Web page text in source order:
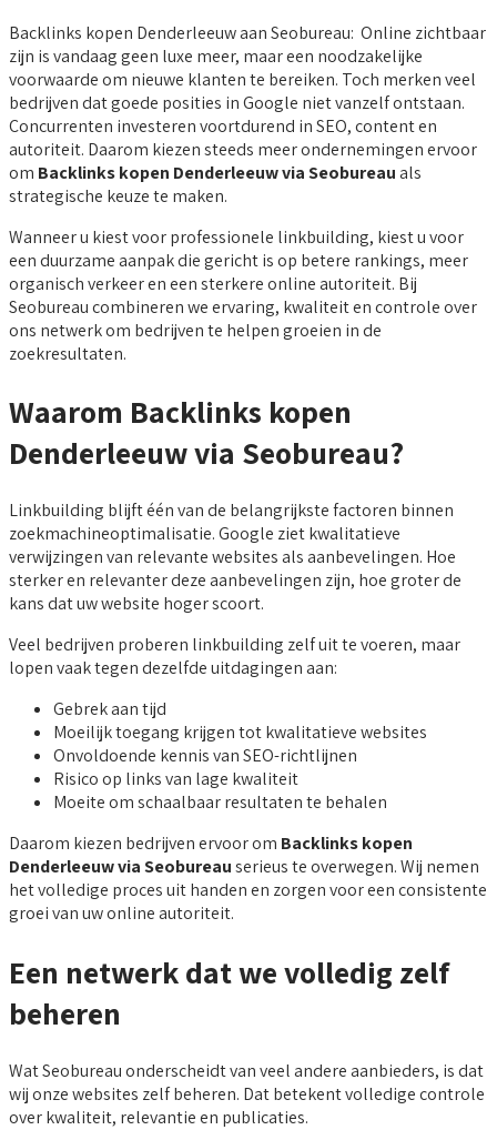
Backlinks kopen Denderleeuw aan Seobureau: Online zichtbaar
zijn is vandaag geen luxe meer, maar een noodzakelijke
voorwaarde om nieuwe klanten te bereiken. Toch merken veel
bedrijven dat goede posities in Google niet vanzelf ontstaan.
Concurrenten investeren voortdurend in SEO, content en
autoriteit. Daarom kiezen steeds meer ondernemingen ervoor
om Backlinks kopen Denderleeuw via Seobureauals
strategische keuze te maken.
Wanneer u kiest voor professionele linkbuilding, kiest u voor
een duurzame aanpak die gericht is op betere rankings, meer
organisch verkeer en een sterkere online autoriteit. Bij
Seobureau combineren we ervaring, kwaliteit en controle over
ons netwerk om bedrijven te helpen groeien in de
zoekresultaten.
Waarom Backlinks kopen
Denderleeuw via Seobureau?
Linkbuilding blijft één van de belangrijkste factoren binnen
zoekmachineoptimalisatie. Google ziet kwalitatieve
verwijzingen van relevante websites als aanbevelingen. Hoe
sterker en relevanter deze aanbevelingen zijn, hoe groter de
kans dat uw website hoger scoort.
Veel bedrijven proberen linkbuilding zelf uit te voeren, maar
lopen vaak tegen dezelfde uitdagingen aan:
Gebrek aan tijd
Moeilijk toegang krijgen tot kwalitatieve websites
Onvoldoende kennis van SEO-richtlijnen
Risico op links van lage kwaliteit
Moeite om schaalbaar resultaten te behalen
Daarom kiezen bedrijven ervoor om Backlinks kopen
Denderleeuw via Seobureauserieus te overwegen. Wij nemen
het volledige proces uit handen en zorgen voor een consistente
groei van uw online autoriteit.
Een netwerk dat we volledig zelf
beheren
Wat Seobureau onderscheidt van veel andere aanbieders, is dat
wij onze websites zelf beheren. Dat betekent volledige controle
over kwaliteit, relevantie en publicaties.